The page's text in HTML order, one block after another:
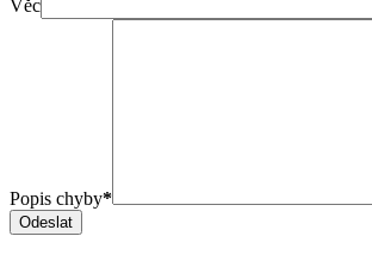
Věc
Popis chyby*